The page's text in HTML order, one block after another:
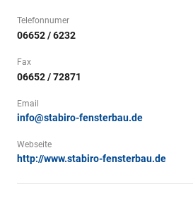
Telefonnumer
06652 / 6232
Fax
06652 / 72871
Email
info@stabiro-fensterbau.de
Webseite
http://www.stabiro-fensterbau.de